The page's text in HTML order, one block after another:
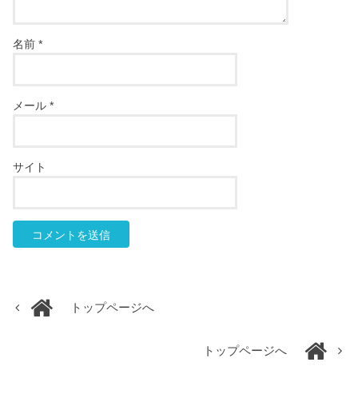
名前*
メール*
サイト
トップページへ
トップページへ